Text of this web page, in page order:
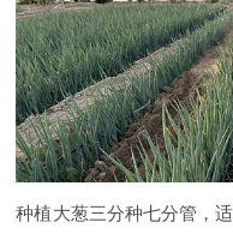
种植大葱三分种七分管，